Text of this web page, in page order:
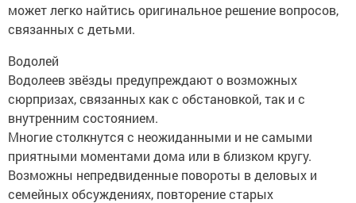
может легко найтись оригинальное решение вопросов,
связанных с детьми.
Водолей
Водолеев звёзды предупреждают о возможных
сюрпризах, связанных как с обстановкой, так и с
внутренним состоянием.
Многие столкнутся с неожиданными и не самыми
приятными моментами дома или в близком кругу.
Возможны непредвиденные повороты в деловых и
семейных обсуждениях, повторение старых